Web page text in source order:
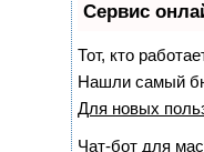
Сервис
Тот, кто
Нашли самый
Для новых
Чат-бот для